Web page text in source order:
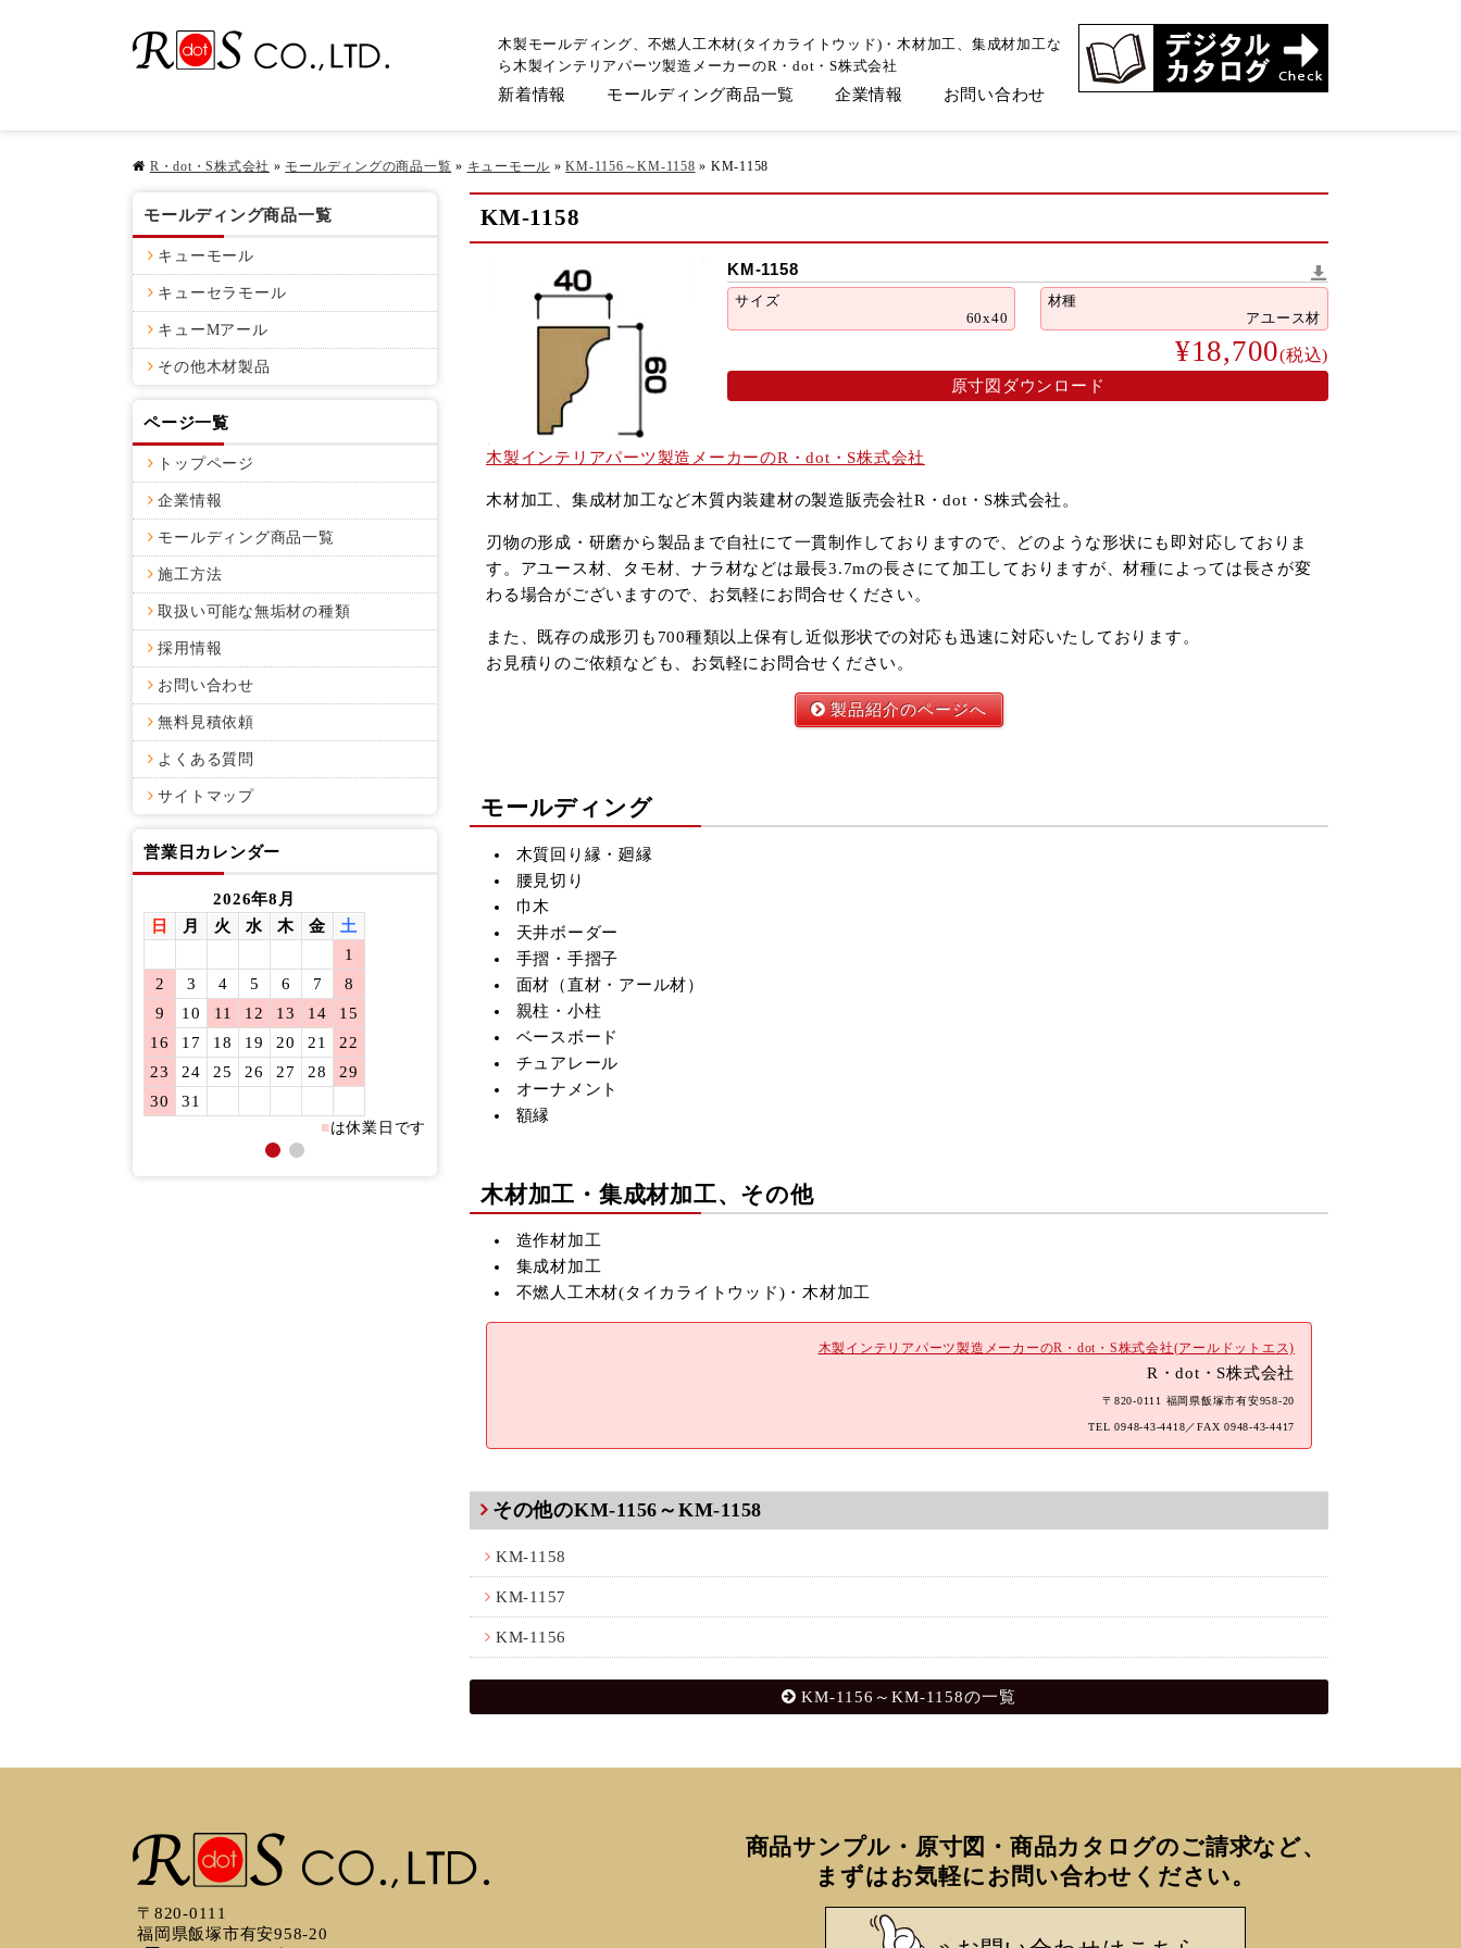
木製モールディング、不燃人工木材(タイカライトウッド)・木材加工、集成材加工な
ら木製インテリアパーツ製造メーカーのR・dot・S株式会社
新着情報 モールディング商品一覧 企業情報 お問い合わせ
R・dot・S株式会社 » モールディングの商品一覧 » キューモール »KM-1156～KM-1158 » KM-1158
KM-1158
KM-1158
サイズ
60x40
材種
アユース材
¥18,700(税込)
原寸図ダウンロード
木製インテリアパーツ製造メーカーのR・dot・S株式会社
木材加工、集成材加工など木質内装建材の製造販売会社R・dot・S株式会社。
刃物の形成・研磨から製品まで自社にて一貫制作しておりますので、どのような形状にも即対応しておりま
す。アユース材、タモ材、ナラ材などは最長3.7mの長さにて加工しておりますが、材種によっては長さが変
わる場合がございますので、お気軽にお問合せください。
また、既存の成形刃も700種類以上保有し近似形状での対応も迅速に対応いたしております。
お見積りのご依頼なども、お気軽にお問合せください。
製品紹介のページへ
モールディング
木質回り縁・廻縁
腰見切り
巾木
天井ボーダー
手摺・手摺子
面材（直材・アール材）
親柱・小柱
ベースボード
チュアレール
オーナメント
額縁
木材加工・集成材加工、その他
造作材加工
集成材加工
不燃人工木材(タイカライトウッド)・木材加工
木製インテリアパーツ製造メーカーのR・dot・S株式会社(アールドットエス)
R・dot・S株式会社
〒820-0111 福岡県飯塚市有安958-20
TEL0948-43-4418／FAX 0948-43-4417
その他のKM-1156～KM-1158
KM-1158
KM-1157
KM-1156
KM-1156～KM-1158の一覧
モールディング商品一覧
キューモール
キューセラモール
キューMアール
その他木材製品
ページ一覧
トップページ
企業情報
モールディング商品一覧
施工方法
取扱い可能な無垢材の種類
採用情報
お問い合わせ
無料見積依頼
よくある質問
サイトマップ
営業日カレンダー
2026年8月
日
月 火 水 木 金
土
1
2
3 4 5 6 7
8
9
10 11 12 13 14
15
16
17 18 19 20 21
22
23
24 25 26 27 28
29
30
31
■は休業日です
2026年9月
水 木 金
2 3 4
9 10 11
12
15 16 17 18
22 23 24 25
29 30
■
〒820-0111
福岡県飯塚市有安958-20
商品サンプル・原寸図・商品カタログのご請求など、
まずはお気軽にお問い合わせください。